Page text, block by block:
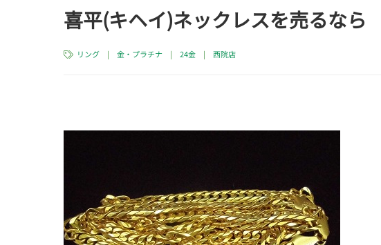
喜平(キヘイ)ネックレスを売るな
リング |金・プラチナ |24金 |西院店